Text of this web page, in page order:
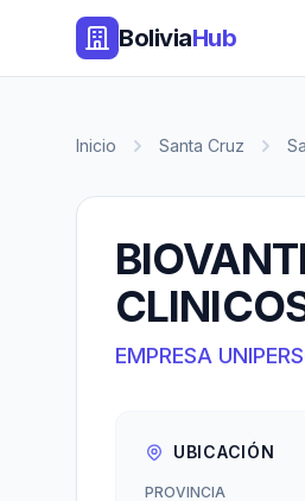
BoliviaHub
Inicio Santa Cruz
EMPRESA
UBICACIÓN
PROVINCIA